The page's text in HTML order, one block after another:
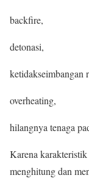
backfire,
detonasi,
ketidakseimbangan
overheating,
hilangnya tenaga
Karena
menghitung dan